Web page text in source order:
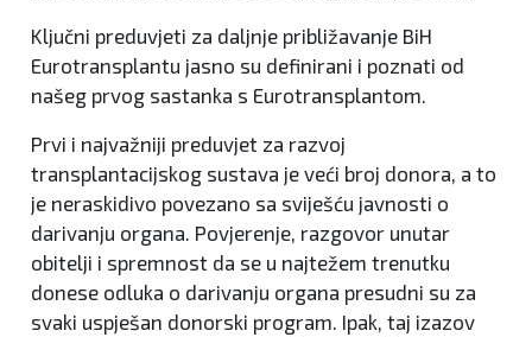
Ključni preduvjeti za daljnje približavanje BiH
Eurotransplantu jasno su definirani i poznati od
našeg prvog sastanka s Eurotransplantom.
Prvi i najvažniji preduvjet za razvoj
transplantacijskog sustava je veći broj donora, a to
je neraskidivo povezano sa sviješću javnosti o
darivanju organa. Povjerenje, razgovor unutar
obitelji i spremnost da se u najtežem trenutku
donese odluka o darivanju organa presudni su za
svaki uspješan donorski program. Ipak, taj izazov